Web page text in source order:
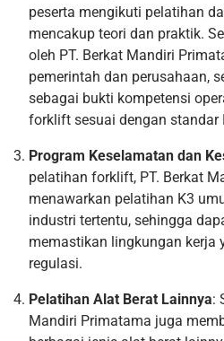
peserta mengikuti pelatihan
mencakup teori dan praktik.
oleh PT. Berkat Mandiri
pemerintah dan perusahaan,
sebagai bukti kompetensi
forklift sesuai dengan standar
Program Keselamatan dan
pelatihan forklift, PT. Berkat
menawarkan pelatihan K3
industri tertentu, sehingga
memastikan lingkungan kerja
regulasi.
Pelatihan Alat Berat Lainnya:
Mandiri Primatama juga